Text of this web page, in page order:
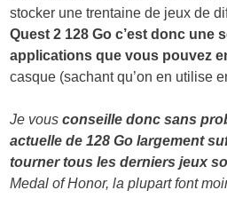
stocker une trentaine de jeux de
Quest 2 128 Go c’est donc une
applications que vous pouvez
casque (sachant qu’on en utilise
Je vousconseille donc sans
actuelle de 128 Go largement
tourner tous les derniers jeux
Medal of Honor, la plupart font